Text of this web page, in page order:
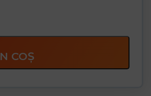
COȘ